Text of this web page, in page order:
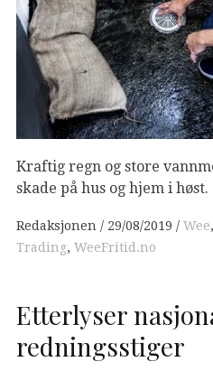
Kraftig regn og store
skade på hus og hjem i
Redaksjonen 29/08/2019 Wee,
Trading, WeeFritid.no
Etterlyser
redningsstiger